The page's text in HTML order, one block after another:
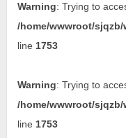
Warning: Trying to
/home/wwwroot/
line 1753
Warning: Trying to
/home/wwwroot/
line 1753